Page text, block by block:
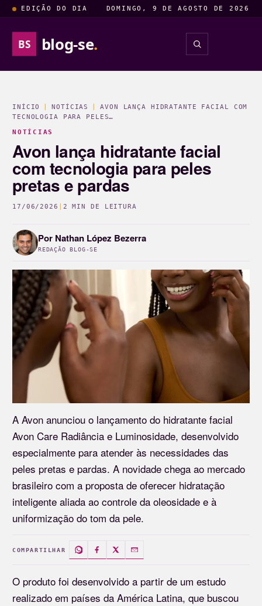
EDIÇÃO DO DIA DOMINGO, 9 DE AGOSTO DE 2026
BS blog-se.
INSIGHTS
INÍCIO NOTÍCIAS
AVON LANÇA HIDRATANTE FACIAL COM
TECNOLOGIA PARA PELES…
NOTÍCIAS
Avon lança hidratante facial
com tecnologia para peles
pretas e pardas
17/06/2026 2 MIN DE LEITURA
Por Nathan López Bezerra
REDAÇÃO BLOG-SE
A Avon anunciou o lançamento do hidratante facial
Avon Care Radiância e Luminosidade, desenvolvido
especialmente para atender às necessidades das
peles pretas e pardas. A novidade chega ao mercado
brasileiro com a proposta de oferecer hidratação
inteligente aliada ao controle da oleosidade e à
uniformização do tom da pele.
COMPARTILHAR
O produto foi desenvolvido a partir de um estudo
realizado em países da América Latina, que buscou